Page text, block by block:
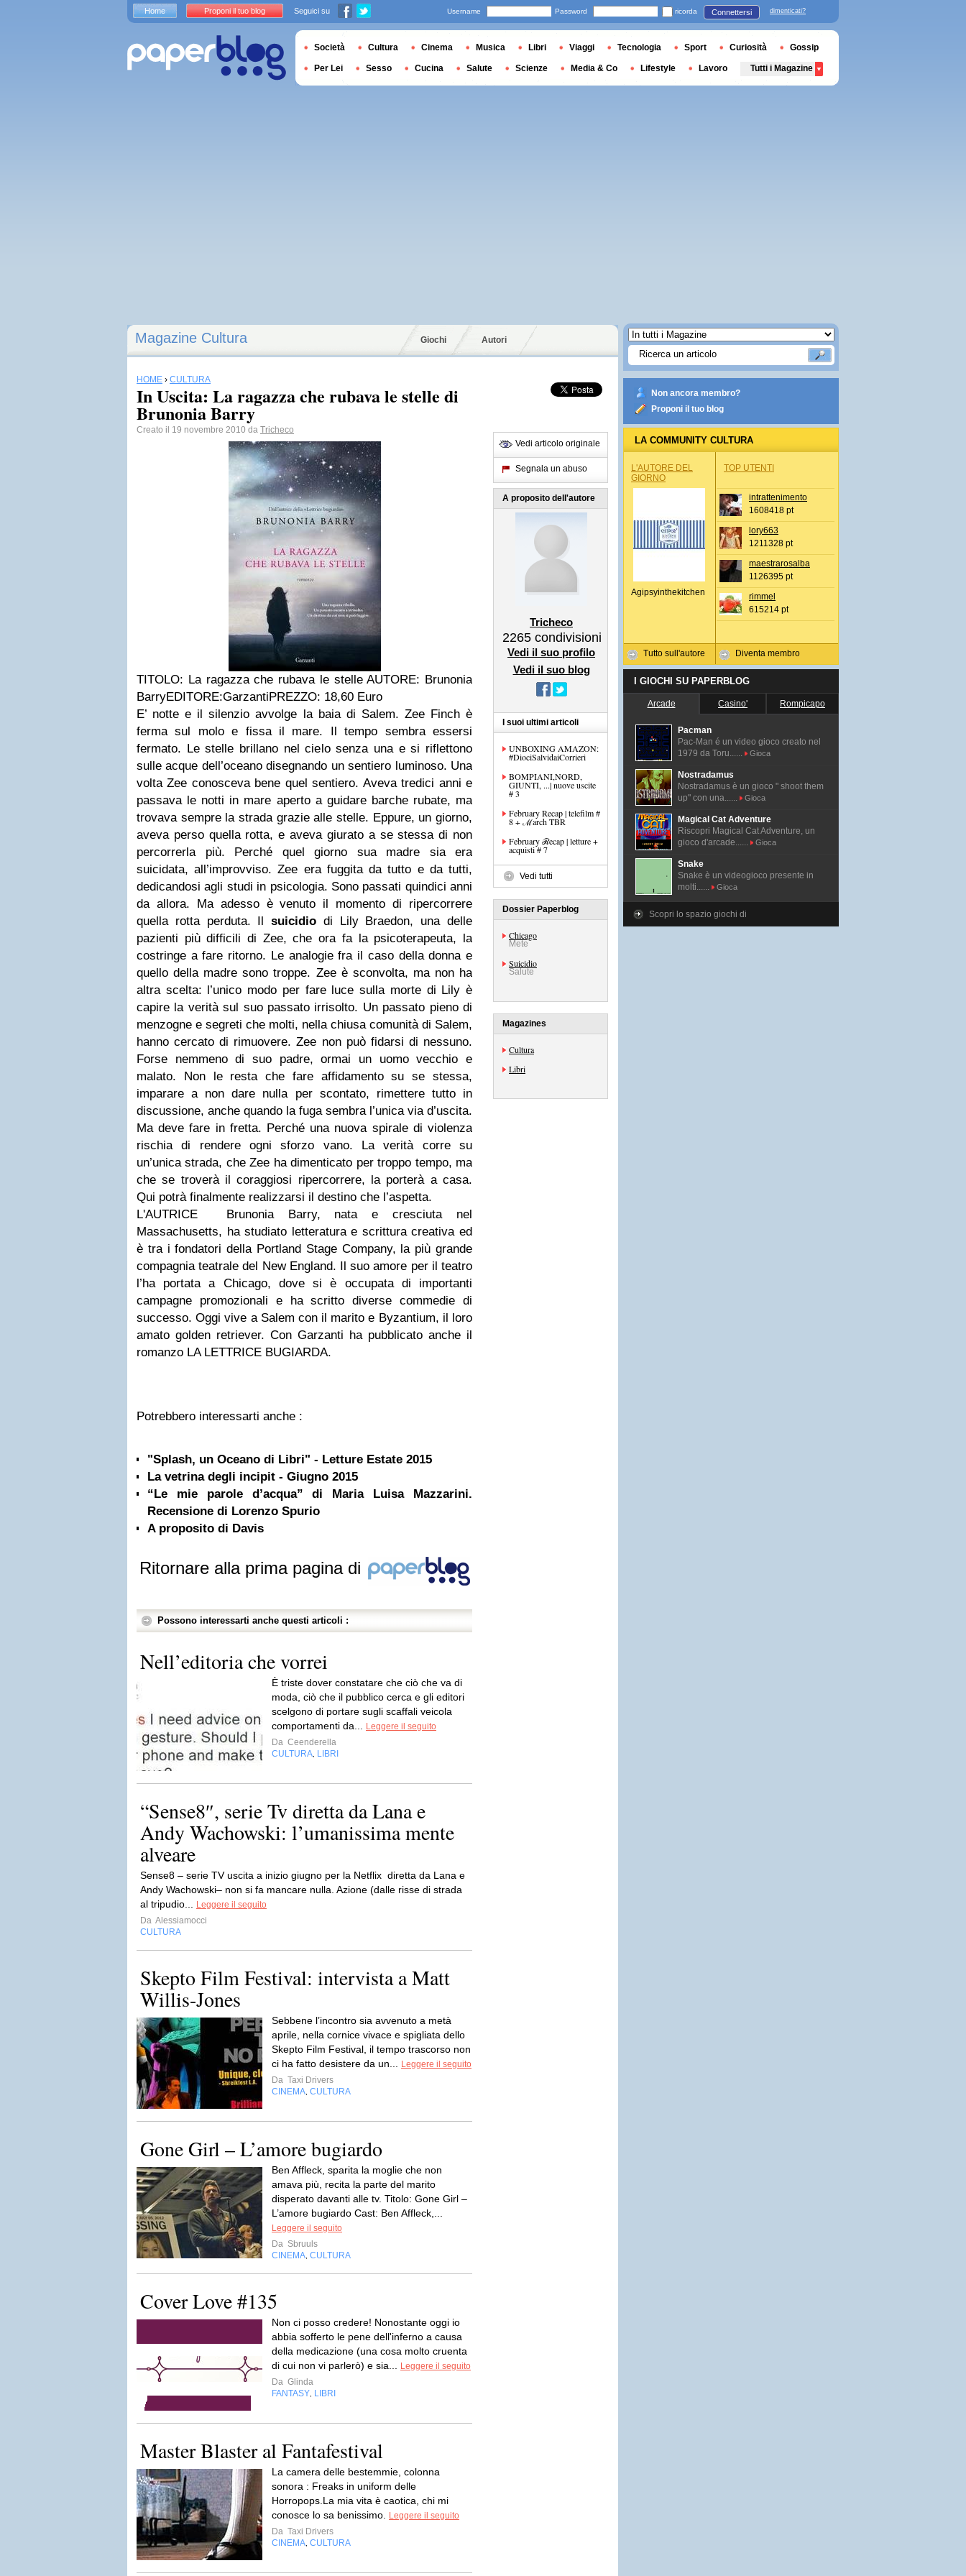
Magazine Cultura Giochi Autori
HOME › CULTURA
In Uscita: La ragazza che rubava le stelle di
Brunonia Barry
Creato il 19 novembre 2010 da Tricheco
TITOLO: La ragazza che rubava le stelleAUTORE: Brunonia
BarryEDITORE:GarzantiPREZZO: 18,60 Euro
E’ notte e il silenzio avvolge la baia di Salem. Zee Finch è
ferma sul molo e fissa il mare. Il tempo sembra essersi
fermato. Le stelle brillano nel cielo senza una e si riflettono
sulle acque dell’oceano disegnando un sentiero luminoso. Una
volta Zee conosceva bene quel sentiero. Aveva tredici anni e
passava le notti in mare aperto a guidare barche rubate, ma
trovava sempre la strada grazie alle stelle. Eppure, un giorno,
aveva perso quella rotta, e aveva giurato a se stessa di non
percorrerla più. Perché quel giorno sua madre sia era
suicidata, all’improvviso. Zee era fuggita da tutto e da tutti,
dedicandosi agli studi in psicologia. Sono passati quindici anni
da allora. Ma adesso è venuto il momento di ripercorrere
quella rotta perduta. Ilsuicidio di Lily Braedon, una delle
pazienti più difficili di Zee, che ora fa la psicoterapeuta, la
costringe a fare ritorno. Le analogie fra il caso della donna e
quello della madre sono troppe. Zee è sconvolta, ma non ha
altra scelta: l’unico modo per fare luce sulla morte di Lily è
capire la verità sul suo passato irrisolto. Un passato pieno di
menzogne e segreti che molti, nella chiusa comunità di Salem,
hanno cercato di rimuovere. Zee non può fidarsi di nessuno.
Forse nemmeno di suo padre, ormai un uomo vecchio e
malato. Non le resta che fare affidamento su se stessa,
imparare a non dare nulla per scontato, rimettere tutto in
discussione, anche quando la fuga sembra l’unica via d’uscita.
Ma deve fare in fretta. Perché una nuova spirale di violenza
rischia di rendere ogni sforzo vano. La verità corre su
un’unica strada, che Zee ha dimenticato per troppo tempo, ma
che se troverà il coraggiosi ripercorrere, la porterà a casa.
Qui potrà finalmente realizzarsi il destino che l’aspetta.
L'AUTRICE Brunonia Barry, nata e cresciuta nel
Massachusetts, ha studiato letteratura e scrittura creativa ed
è tra i fondatori della Portland Stage Company, la più grande
compagnia teatrale del New England. Il suo amore per il teatro
l’ha portata a Chicago, dove si è occupata di importanti
campagne promozionali e ha scritto diverse commedie di
successo. Oggi vive a Salem con il marito e Byzantium, il loro
amato golden retriever. Con Garzanti ha pubblicato anche il
romanzo LA LETTRICE BUGIARDA.
Potrebbero interessarti anche :
"Splash, un Oceano di Libri" - Letture Estate 2015
La vetrina degli incipit - Giugno 2015
“Le mie parole d’acqua” di Maria Luisa Mazzarini.
Recensione di Lorenzo Spurio
A proposito di Davis
Ritornare alla prima pagina di
Possono interessarti anche questi articoli :
Nell’editoria che vorrei
È triste dover constatare che ciò che va di
moda, ciò che il pubblico cerca e gli editori
scelgono di portare sugli scaffali veicola
comportamenti da...
Leggere il seguito
Da Ceenderella
CULTURA LIBRI
“Sense8″, serie Tv diretta da Lana e
Andy Wachowski: l’umanissima mente
alveare
Sense8 – serie TV uscita a inizio giugno per la Netflix diretta da Lana e
Andy Wachowski– non si fa mancare nulla. Azione (dalle risse di strada
al tripudio...
Leggere il seguito
Da Alessiamocci
CULTURA
Skepto Film Festival: intervista a Matt
Willis-Jones
Sebbene l’incontro sia avvenuto a metà
aprile, nella cornice vivace e spigliata dello
Skepto Film Festival, il tempo trascorso non
ci ha fatto desistere da un...
Leggere il seguito
Da Taxi Drivers
CINEMA CULTURA
Gone Girl – L’amore bugiardo
Ben Affleck, sparita la moglie che non
amava più, recita la parte del marito
disperato davanti alle tv. Titolo: Gone Girl –
L’amore bugiardo Cast: Ben Affleck,...
Leggere il seguito
Da Sbruuls
CINEMA CULTURA
Cover Love #135
Non ci posso credere! Nonostante oggi io
abbia sofferto le pene dell'inferno a causa
della medicazione (una cosa molto cruenta
di cui non vi parlerò) e sia...
Leggere il seguito
Da Glinda
FANTASY LIBRI
Master Blaster al Fantafestival
La camera delle bestemmie, colonna
sonora : Freaks in uniform delle
Horropops.La mia vita è caotica, chi mi
conosce lo sa benissimo.
Leggere il seguito
Da Taxi Drivers
CINEMA CULTURA
Vedi articolo originale
Segnala un abuso
A proposito dell'autore
Tricheco
2265 condivisioni
Vedi il suo profilo
Vedi il suo blog
I suoi ultimi articoli
UNBOXING AMAZON:
#DiociSalvidaiCorrieri
BOMPIANI,NORD,
GIUNTI, ...| nuove uscite
# 3
February Recap | telefilm #
8 + ℳarch TBR
February ℛecap | letture +
acquisti # 7
Vedi tutti
Dossier Paperblog
Chicago
Mete
Suicidio
Salute
Magazines
Cultura
Libri
Non ancora membro?
Proponi il tuo blog
LA COMMUNITY CULTURA
L'AUTORE DEL
GIORNO
Agipsyinthekitchen
Tutto sull'autore
TOP UTENTI
intrattenimento
1608418 pt
lory663
1211328 pt
maestrarosalba
1126395 pt
rimmel
615214 pt
Diventa membro
I GIOCHI SU PAPERBLOG
Arcade Casino' Rompicapo
Pacman
Pac-Man é un video gioco creato nel
1979 da Toru......
Gioca
Nostradamus
Nostradamus è un gioco " shoot them
up" con una......
Gioca
Magical Cat Adventure
Riscopri Magical Cat Adventure, un
gioco d'arcade......
Gioca
Snake
Snake è un videogioco presente in
molti......
Gioca
Scopri lo spazio giochi di
Home Proponi il tuo blog Seguici su Username Password ricorda Connettersi dimenticati?
Società Cultura Cinema Musica Libri Viaggi Tecnologia Sport Curiosità Gossip
Per Lei Sesso Cucina Salute Scienze Media & Co Lifestyle Lavoro Tutti i Magazine